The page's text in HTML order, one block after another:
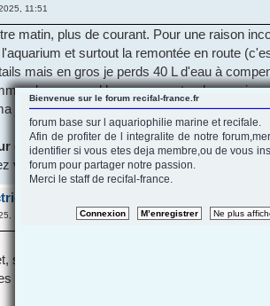
Bienvenue sur le forum recifal-france.fr
forum base sur l aquariophilie marine et recifale.
Afin de profiter de l integralite de notre
identifier si vous etes deja membre,ou de vous
forum pour partager notre passion.
Merci le staff de recifal-france.
11:51
matin, plus de courant. Pour une raison
et surtout la remontée en route
mais en gros je perds 40 L d'eau à
une coral box pump extender que je
jebao dcp 8000. Il me faudrait la V2 qui
ceux d'entre vousqui utilisent un onduleur
vous ? qui prenne le relais dès la coupure de
de secours
13:00
sinon les station Ecoflow qui en fonction du
en laissant tout branché